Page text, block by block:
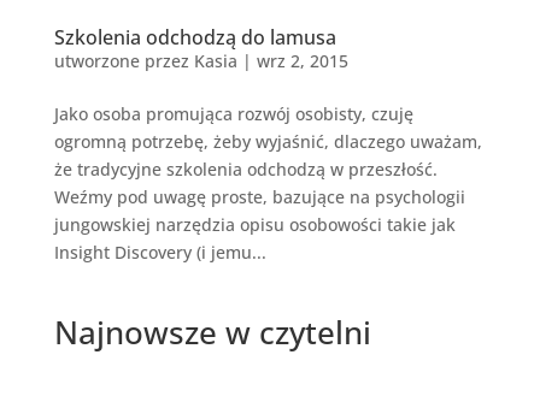
Szkolenia odchodzą do lamusa
utworzone przez Kasia | wrz 2, 2015
Jako osoba promująca rozwój osobisty, czuję
ogromną potrzebę, żeby wyjaśnić, dlaczego uważam,
że tradycyjne szkolenia odchodzą w przeszłość.
Weźmy pod uwagę proste, bazujące na psychologii
jungowskiej narzędzia opisu osobowości takie jak
Insight Discovery (i jemu...
Najnowsze w czytelni